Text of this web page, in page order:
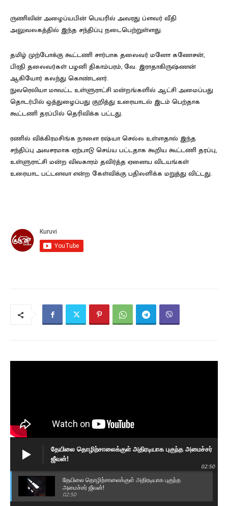
ருணிலின் அழைப்யபின் பெயரில் அவரது ப்ளவர் வீதி
அலுவலகத்தில் இந்த சந்திப்பு நடைபெற்றுள்ளது.
தமிழ் முற்போக்கு கூட்டணி சார்பாக தலைவர் மனோ கணேசன்,
பிரதி தலைவர்கள் பழனி திகாம்பரம், வே. இராதாகிருஷ்ணன்
ஆகியோர் கலந்து கொண்டனர்.
நுவரெலியா மாவட்ட உள்ளுராட்சி மன்றங்களில் ஆட்சி அமைப்பது
தொடர்பில் ஒத்துழைப்பது குறித்து உரையாடல் இடம் பெற்தாக
கூட்டணி தரப்பில் தெரிவிக்க பட்டது.
ரணில் விக்கிரமசிங்க நாளை ரஷ்யா செல்ல உள்ளதால் இந்த
சந்திப்பு அவசரமாக ஏற்பாடு செய்ய பட்டதாக கூறிய கூட்டணி தரப்பு,
உள்ளுராட்சி மன்ற விவகாரம் தவிர்த்த ஏனைய விடயங்கள்
உரையாட பட்டனவா என்ற கேள்விக்கு பதிலளிக்க மறுத்து விட்டது.
தேயிலை தொழிற்சாலைக்குள் அதிரடியாக புகுந்த அமைச்சர்
ஜீவன்!
02:50
தேயிலை தொழிற்சாலைக்குள் அதிரடியாக புகுந்த
அமைச்சர் ஜீவன்!
02:50